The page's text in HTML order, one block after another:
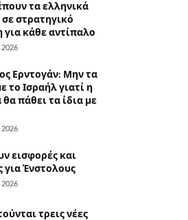
τα ελληνικά
σε στρατηγικό
για κάθε αντίπαλο
2026
Ερντογάν: Μην τα
το Ισραήλ γιατί η
θα πάθει τα ίδια με
2026
εισφορές και
για Ένστολους
2026
τρεις νέες